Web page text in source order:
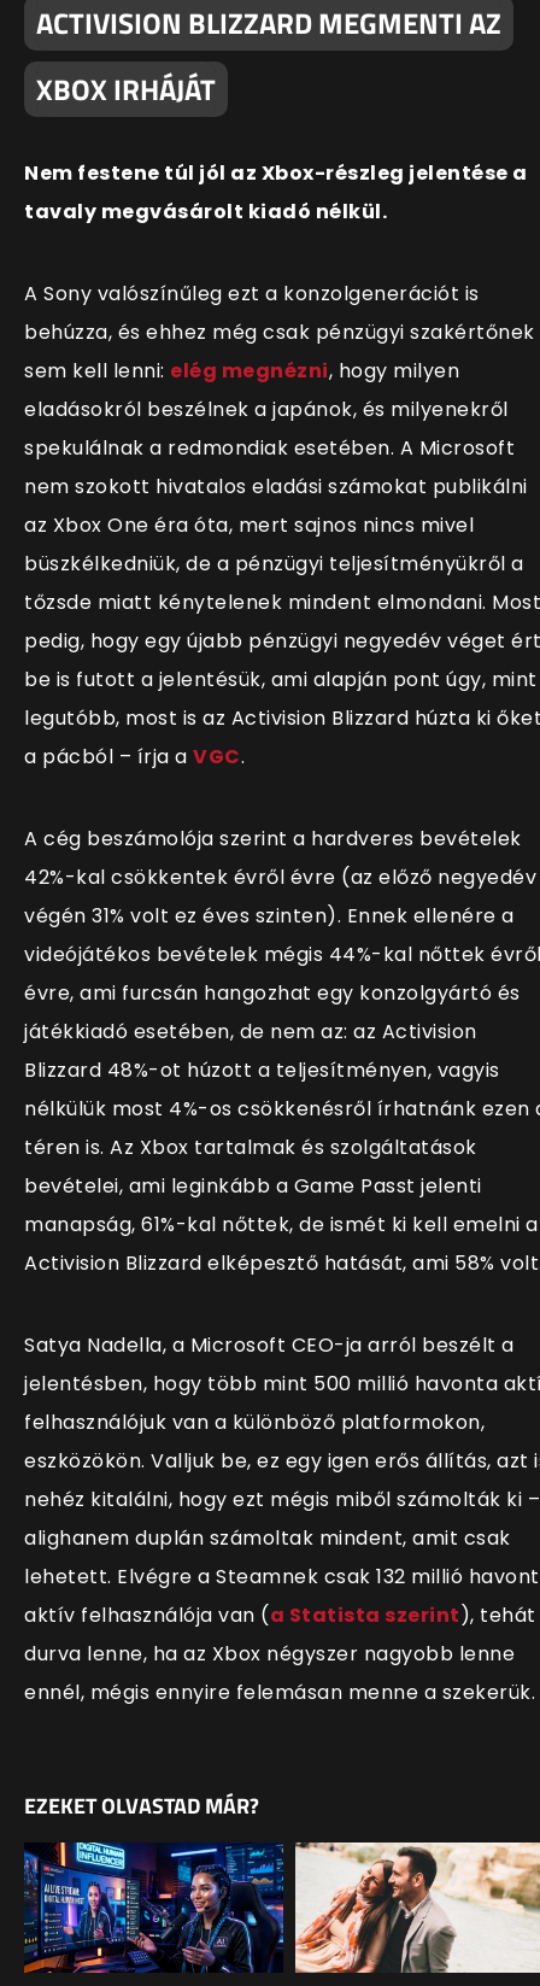
ACTIVISION BLIZZARD MEGMENTI AZ
XBOX IRHÁJÁT
Nem festene túl jól az Xbox-részleg jelentése a
tavaly megvásárolt kiadó nélkül.
A Sony valószínűleg ezt a konzolgenerációt is
behúzza, és ehhez még csak pénzügyi szakértőnek
sem kell lenni: elég megnézni, hogy milyen
eladásokról beszélnek a japánok, és milyenekről
spekulálnak a redmondiak esetében. A Microsoft
nem szokott hivatalos eladási számokat publikálni
az Xbox One éra óta, mert sajnos nincs mivel
büszkélkedniük, de a pénzügyi teljesítményükről a
tőzsde miatt kénytelenek mindent elmondani. Most
pedig, hogy egy újabb pénzügyi negyedév véget
be is futott a jelentésük, ami alapján pont úgy, mint
legutóbb, most is az Activision Blizzard húzta ki
a pácból – írja a VGC.
A cég beszámolója szerint a hardveres bevételek
42%-kal csökkentek évről évre (az előző negyedév
végén 31% volt ez éves szinten). Ennek ellenére a
videójátékos bevételek mégis 44%-kal nőttek
évre, ami furcsán hangozhat egy konzolgyártó és
játékkiadó esetében, de nem az: az Activision
Blizzard 48%-ot húzott a teljesítményen, vagyis
nélkülük most 4%-os csökkenésről írhatnánk ezen
téren is. Az Xbox tartalmak és szolgáltatások
bevételei, ami leginkább a Game Passt jelenti
manapság, 61%-kal nőttek, de ismét ki kell emelni
Activision Blizzard elképesztő hatását, ami 58%
Satya Nadella, a Microsoft CEO-ja arról beszélt a
jelentésben, hogy több mint 500 millió havonta
felhasználójuk van a különböző platformokon,
eszközökön. Valljuk be, ez egy igen erős állítás, azt
nehéz kitalálni, hogy ezt mégis miből számolták ki –
alighanem duplán számoltak mindent, amit csak
lehetett. Elvégre a Steamnek csak 132 millió
aktív felhasználója van (a Statista szerint), tehát
durva lenne, ha az Xbox négyszer nagyobb lenne
ennél, mégis ennyire felemásan menne a szekerük.
EZEKET OLVASTAD MÁR?